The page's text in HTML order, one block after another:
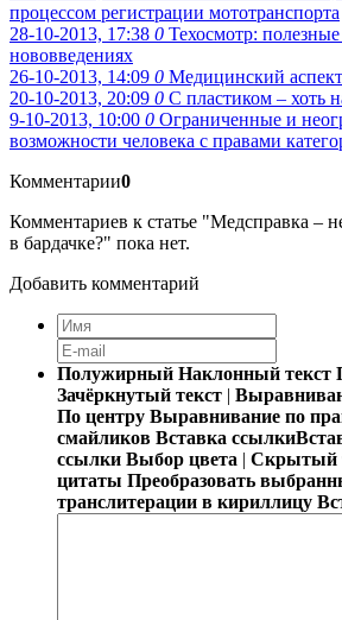
процессом регистрации мототранспорта
28-10-2013, 17:38 0 Техосмотр:
нововведениях
26-10-2013, 14:09 0 Медицинский
20-10-2013, 20:09 0 С пластиком – хоть
9-10-2013, 10:00 0 Ограниченные и
возможности человека с правами
Комментарии0
Комментариев к статье "Медсправка –
в бардачке?" пока нет.
Добавить комментарий
Полужирный Наклонный текст
Зачёркнутый текст |
По центру Выравнивание по
смайликов Вставка ссылки
ссылки Выбор цвета | Скрытый
цитаты Преобразовать
транслитерации в кириллицу